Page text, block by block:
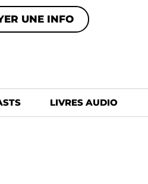
UNE INFO
LIVRES AUDIO